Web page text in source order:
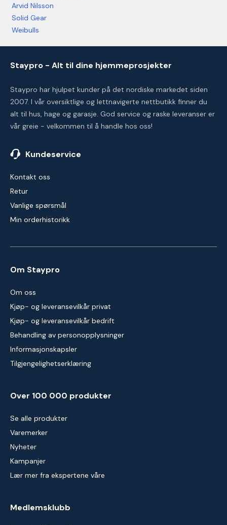
Arvid Nilsson
Solid Gear
Weibulls
Staypro - Alt til dine hjemmeprosjekter
Staypro har hjulpet kunder på det nordiske markedet siden
2007. I vår oversiktlige og lettnavigerte nettbutikk finner du
alt til hus, hage og garasje. God service og raske leveranser er
vår greie - velkommen til å handle hos oss!
Kundeservice
Kontakt oss
Retur
Vanlige spørsmål
Min orderhistorikk
Om Staypro
Om oss
Kjøp- og leveransevilkår privat
Kjøp- og leveransevilkår bedrift
Behandling av personopplysninger
Informasjonskapsler
Tilgjengelighetserklæring
Over 100 000 produkter
Se alle produkter
Varemerker
Nyheter
Kampanjer
Lær mer fra ekspertene våre
Medlemsklubb